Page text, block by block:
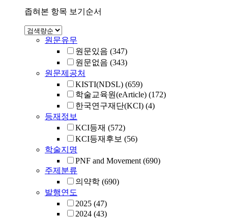
좁혀본 항목 보기순서
원문유무
원문있음 (347)
원문없음 (343)
원문제공처
KISTI(NDSL) (659)
학술교육원(eArticle) (172)
한국연구재단(KCI) (4)
등재정보
KCI등재 (572)
KCI등재후보 (56)
학술지명
PNF and Movement (690)
주제분류
의약학 (690)
발행연도
2025 (47)
2024 (43)